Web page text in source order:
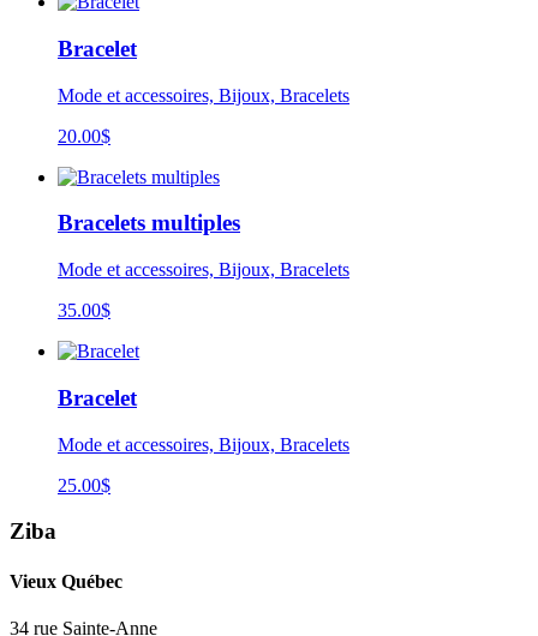
Bracelet
Mode et accessoires, Bijoux, Bracelets
20.00$
Bracelets multiples
Mode et accessoires, Bijoux, Bracelets
35.00$
Bracelet
Mode et accessoires, Bijoux, Bracelets
25.00$
Ziba
Vieux Québec
34 rue Sainte-Anne